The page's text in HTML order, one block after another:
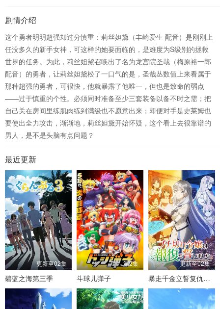
剧情介绍
这个勇者明明超强却过分慎重：莉丝妲黛（丰崎爱生 配音）是刚刚上
任没多久的新手女神，可这样的她要面临的，是难度为S级别的拯救
世界的任务。为此，莉丝妲黛召唤出了名为龙宫院圣哉（梅原裕一郎
配音）的勇者，让莉丝妲黛松了一口气的是，圣哉丛数值上来看属于
那种超强的勇者，可很快，他就暴露了他唯一，但也是致命的弱点
——过于慎重的个性。必须同时准备至少三套装备以备不时之需；把
自己关在房间里练肌肉练到满级也不愿意出来；即便对手是史莱姆也
要使出全力攻击，渐渐地，莉丝妲黛开始怀疑，这个看上去很靠谱的
男人，是不是头脑有点问题？
最近更新
更新至02集
碧蓝之海第三季
第2集
斗球儿弹子
更新至02集
暴走千金立誓复仇。～用魔导书之力碾碎祖国～